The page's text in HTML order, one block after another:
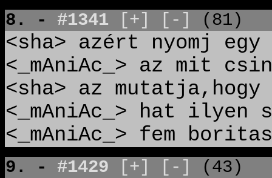
8. - #1341 [+] [-] (81)
<sha> azért nyomj
<_mAniAc_> az mit
<sha> az
<_mAniAc_> hat ilyen
<_mAniAc_> fem
9. - #1429 [+] [-] (43)